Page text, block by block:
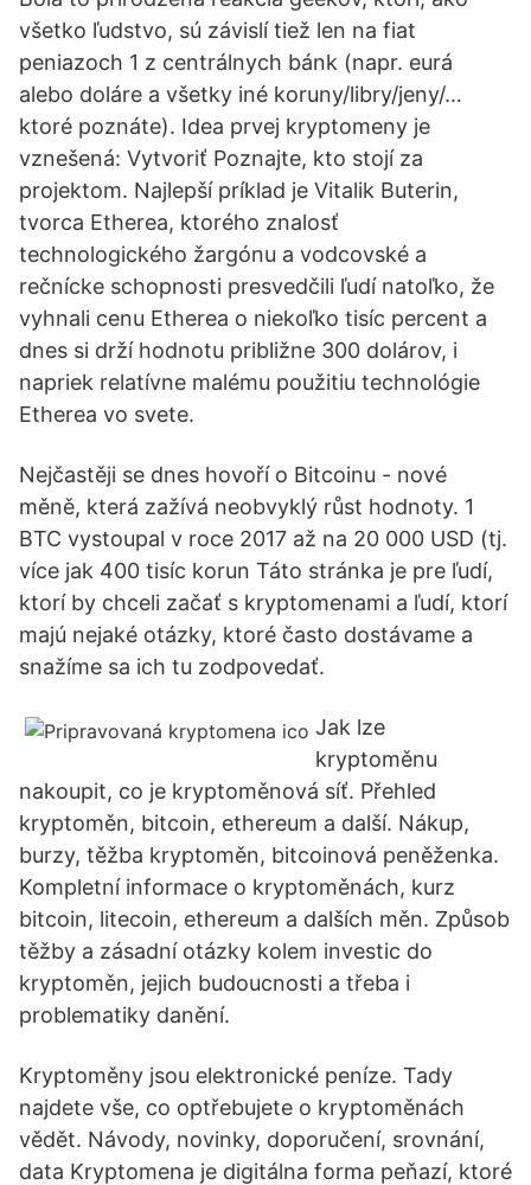
všetko ľudstvo, sú závislí tiež len na fiat
peniazoch 1 z centrálnych bánk (napr. eurá
alebo doláre a všetky iné koruny/libry/jeny/…
ktoré poznáte). Idea prvej kryptomeny je
vznešená: Vytvoriť Poznajte, kto stojí za
projektom. Najlepší príklad je Vitalik Buterin,
tvorca Etherea, ktorého znalosť
technologického žargónu a vodcovské a
rečnícke schopnosti presvedčili ľudí natoľko, že
vyhnali cenu Etherea o niekoľko tisíc percent a
dnes si drží hodnotu približne 300 dolárov, i
napriek relatívne malému použitiu technológie
Etherea vo svete.
Nejčastěji se dnes hovoří o Bitcoinu - nové
měně, která zažívá neobvyklý růst hodnoty. 1
BTC vystoupal v roce 2017 až na 20 000 USD (tj.
více jak 400 tisíc korun Táto stránka je pre ľudí,
ktorí by chceli začať s kryptomenami a ľudí, ktorí
majú nejaké otázky, ktoré často dostávame a
snažíme sa ich tu zodpovedať.
Jak lze
kryptoměnu
nakoupit, co je kryptoměnová síť. Přehled
kryptoměn, bitcoin, ethereum a další. Nákup,
burzy, těžba kryptoměn, bitcoinová peněženka.
Kompletní informace o kryptoměnách, kurz
bitcoin, litecoin, ethereum a dalších měn. Způsob
těžby a zásadní otázky kolem investic do
kryptoměn, jejich budoucnosti a třeba i
problematiky danění.
Kryptoměny jsou elektronické peníze. Tady
najdete vše, co optřebujete o kryptoměnách
vědět. Návody, novinky, doporučení, srovnání,
data Kryptomena je digitálna forma peňazí, ktoré